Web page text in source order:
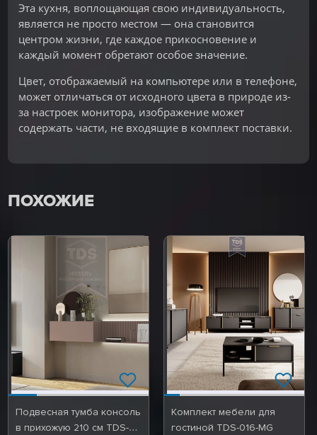
Эта кухня, воплощающая свою индивидуальность,
является не просто местом — она становится
центром жизни, где каждое прикосновение и
каждый момент обретают особое значение.
Цвет, отображаемый на компьютере или в телефоне,
может отличаться от исходного цвета в природе из-
за настроек монитора, изображение может
содержать части, не входящие в комплект поставки.
ПОХОЖИЕ
Подвесная тумба консоль
в прихожую 210 см TDS-
Комплект мебели для
гостиной TDS-016-MG